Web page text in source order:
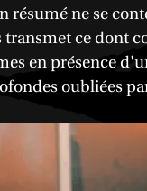
ne se
ce dont
en présence
oubliées